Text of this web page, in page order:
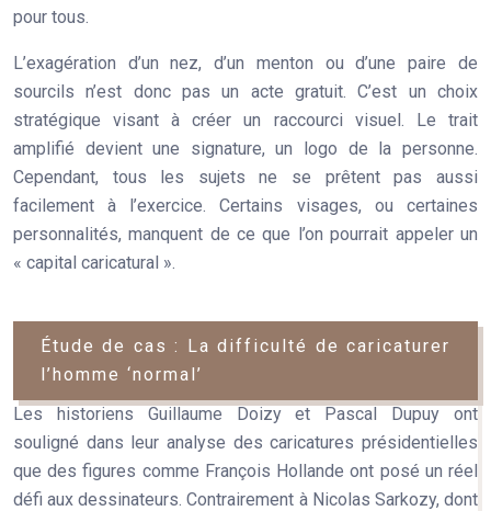
pour tous.
L’exagération d’un nez, d’un menton ou d’une paire de
sourcils n’est donc pas un acte gratuit. C’est un choix
stratégique visant à créer un raccourci visuel. Le trait
amplifié devient une signature, un logo de la personne.
Cependant, tous les sujets ne se prêtent pas aussi
facilement à l’exercice. Certains visages, ou certaines
personnalités, manquent de ce que l’on pourrait appeler un
« capital caricatural ».
Étude de cas : La difficulté de caricaturer
l’homme ‘normal’
Les historiens Guillaume Doizy et Pascal Dupuy ont
souligné dans leur analyse des caricatures présidentielles
que des figures comme François Hollande ont posé un réel
défi aux dessinateurs. Contrairement à Nicolas Sarkozy, dont